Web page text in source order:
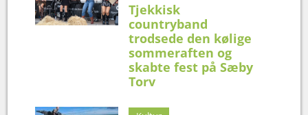
Tjekkisk
countryband
trodsede den kølige
sommeraften og
skabte fest på Sæby
Torv